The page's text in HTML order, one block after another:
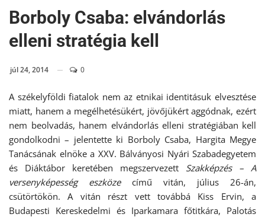
Borboly Csaba: elvándorlás
elleni stratégia kell
júl 24, 2014 0
A székelyföldi fiatalok nem az etnikai identitásuk elvesztése
miatt, hanem a megélhetésükért, jövőjükért aggódnak, ezért
nem beolvadás, hanem elvándorlás elleni stratégiában kell
gondolkodni – jelentette ki Borboly Csaba, Hargita Megye
Tanácsának elnöke a XXV. Bálványosi Nyári Szabadegyetem
és Diáktábor keretében megszervezett Szakképzés – A
versenyképesség eszközecímű vitán, július 26-án,
csütörtökön. A vitán részt vett továbbá Kiss Ervin, a
Budapesti Kereskedelmi és Iparkamara főtitkára, Palotás